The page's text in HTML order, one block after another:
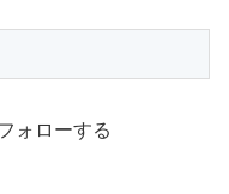
ォローする